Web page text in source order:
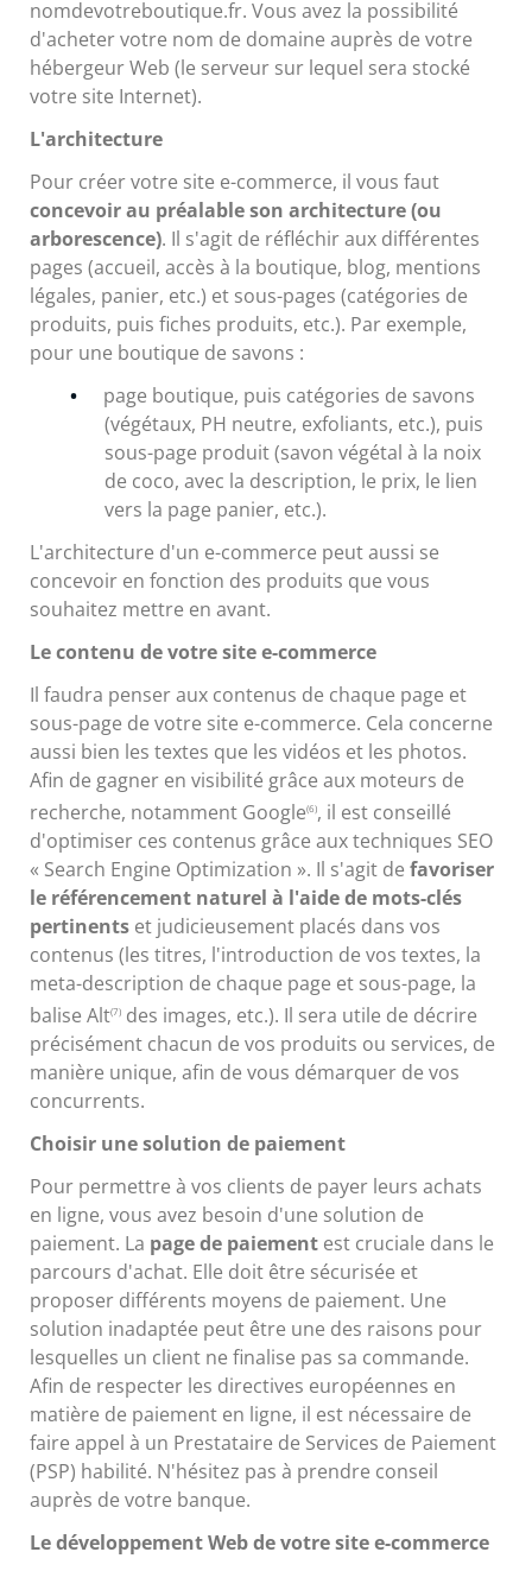
nomdevotreboutique.fr. Vous avez la possibilité
d'acheter votre nom de domaine auprès de votre
hébergeur Web (le serveur sur lequel sera stocké
votre site Internet).
L'architecture
Pour créer votre site e-commerce, il vous faut
concevoir au préalable son architecture (ou
arborescence). Il s'agit de réfléchir aux différentes
pages (accueil, accès à la boutique, blog, mentions
légales, panier, etc.) et sous-pages (catégories de
produits, puis fiches produits, etc.). Par exemple,
pour une boutique de savons :
page boutique, puis catégories de savons
(végétaux, PH neutre, exfoliants, etc.), puis
sous-page produit (savon végétal à la noix
de coco, avec la description, le prix, le lien
vers la page panier, etc.).
L'architecture d'un e-commerce peut aussi se
concevoir en fonction des produits que vous
souhaitez mettre en avant.
Le contenu de votre site e-commerce
Il faudra penser aux contenus de chaque page et
sous-page de votre site e-commerce. Cela concerne
aussi bien les textes que les vidéos et les photos.
Afin de gagner en visibilité grâce aux moteurs de
recherche, notamment Google(6), il est conseillé
d'optimiser ces contenus grâce aux techniques SEO
« Search Engine Optimization ». Il s'agit de favoriser
le référencement naturel à l'aide de mots-clés
pertinents et judicieusement placés dans vos
contenus (les titres, l'introduction de vos textes, la
meta-description de chaque page et sous-page, la
balise Alt(7) des images, etc.). Il sera utile de décrire
précisément chacun de vos produits ou services, de
manière unique, afin de vous démarquer de vos
concurrents.
Choisir une solution de paiement
Pour permettre à vos clients de payer leurs achats
en ligne, vous avez besoin d'une solution de
paiement. La page de paiement est cruciale dans le
parcours d'achat. Elle doit être sécurisée et
proposer différents moyens de paiement. Une
solution inadaptée peut être une des raisons pour
lesquelles un client ne finalise pas sa commande.
Afin de respecter les directives européennes en
matière de paiement en ligne, il est nécessaire de
faire appel à un Prestataire de Services de Paiement
(PSP) habilité. N'hésitez pas à prendre conseil
auprès de votre banque.
Le développement Web de votre site e-commerce